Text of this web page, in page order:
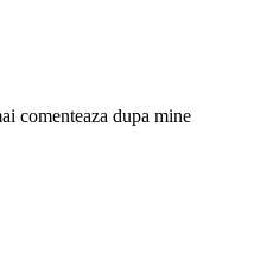
comenteaza dupa mine